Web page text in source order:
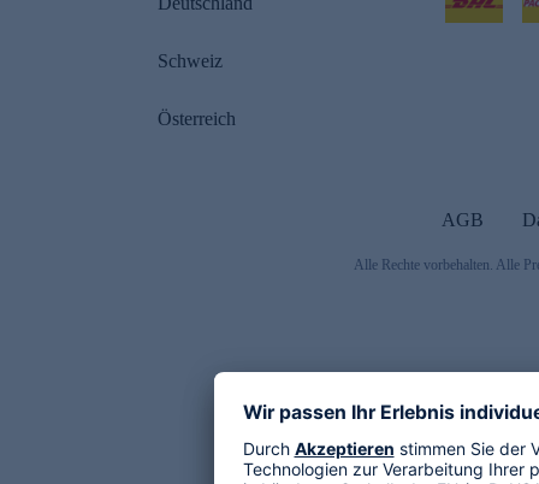
Schweiz
Österreich
AGB
Alle Rechte vorbehalten. Alle